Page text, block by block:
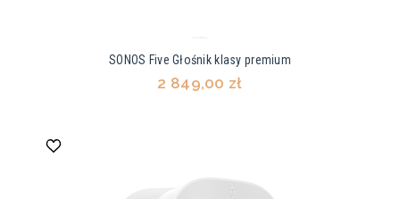
SONOS Five Głośnik klasy premium
2 849,00 zł